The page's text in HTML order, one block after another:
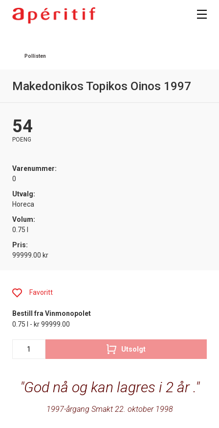
Pollisten
Makedonikos Topikos Oinos 1997
54
POENG
Varenummer:
0
Utvalg:
Horeca
Volum:
0.75 l
Pris:
99999.00 kr
God nå og kan lagres i 2 år .
1997-årgang Smakt 22. oktober 1998
Favoritt
Bestill fra Vinmonopolet
0.75 l - kr 99999.00
Utsolgt